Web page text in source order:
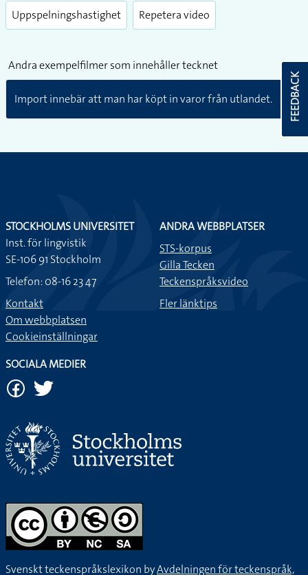
Uppspelningshastighet Repetera video
Andra exempelfilmer som innehåller tecknet
Import innebär att man har köpt in varor från utlandet. FEEDBACK
STOCKHOLMS UNIVERSITET
Inst. för lingvistik
SE-106 91 Stockholm
Telefon: 08-16 23 47
Kontakt
Om webbplatsen
Cookieinställningar
ANDRA WEBBPLATSER
STS-korpus
Gilla Tecken
Teckenspråksvideo
Fler länktips
SOCIALA MEDIER
Svenskt teckenspråkslexikon byAvdelningen för teckenspråk,